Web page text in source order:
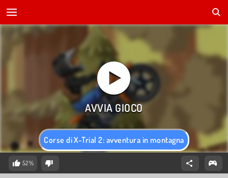
Corse di X-Trial 2: avventura in montagna
52%